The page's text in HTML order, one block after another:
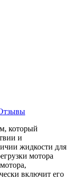
который
и
жидкости для
мотора
включит его